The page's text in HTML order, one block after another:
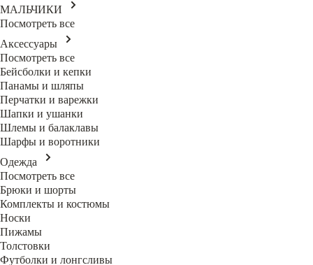
МАЛЬЧИКИ
Посмотреть все
Аксессуары
Посмотреть все
Бейсболки и кепки
Панамы и шляпы
Перчатки и варежки
Шапки и ушанки
Шлемы и балаклавы
Шарфы и воротники
Одежда
Посмотреть все
Брюки и шорты
Комплекты и костюмы
Носки
Пижамы
Толстовки
Футболки и лонгсливы